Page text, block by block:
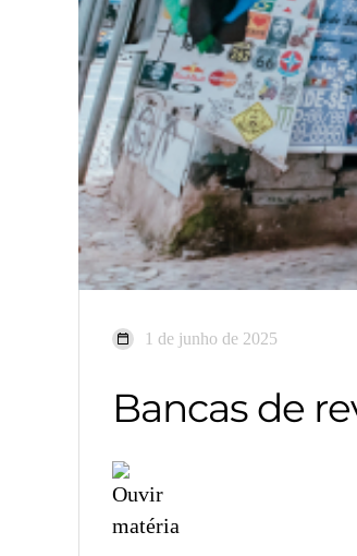
1 de junho de 2025
Bancas de